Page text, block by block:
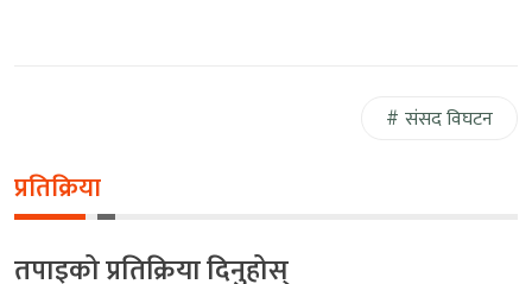
संसद विघटन
प्रतिक्रिया
तपाइको प्रतिक्रिया दिनुहोस्